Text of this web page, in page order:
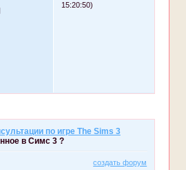
15:20:50)
по игре The Sims 3
в Симс 3 ?
создать форум